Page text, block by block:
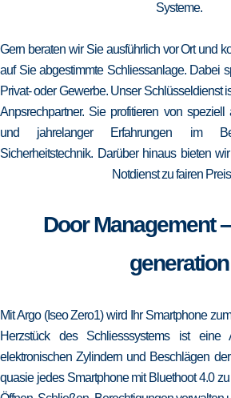
Systeme.
Gern beraten wir Sie ausführlich vor Ort und
auf Sie abgestimmte Schliessanlage. Dabei
Privat- oder Gewerbe. Unser Schlüsseldienst
Anpsrechpartner. Sie profitieren von speziell
und jahrelanger Erfahrungen im
Sicherheitstechnik. Darüber hinaus bieten
Notdienst zu fairen
Door Management
generation
Mit Argo (Iseo Zero1) wird Ihr Smartphone
Herzstück des Schliesssystems ist
elektronischen Zylindern und Beschlägen
quasie jedes Smartphone mit Bluethoot 4.0